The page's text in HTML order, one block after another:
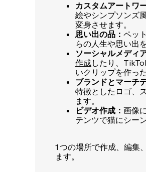
カスタムアートワ
絵やシンプソンズ
変身させます。
思い出の品： ペッ
らの人生や思い出
ソーシャルメディ
作成したり、
いクリップを作っ
ブランドとマーチ
特徴としたロゴ、
ます。
ビデオ作成： 画像
テンツで猫にシー
1 つの場所で作成、編集
ます。